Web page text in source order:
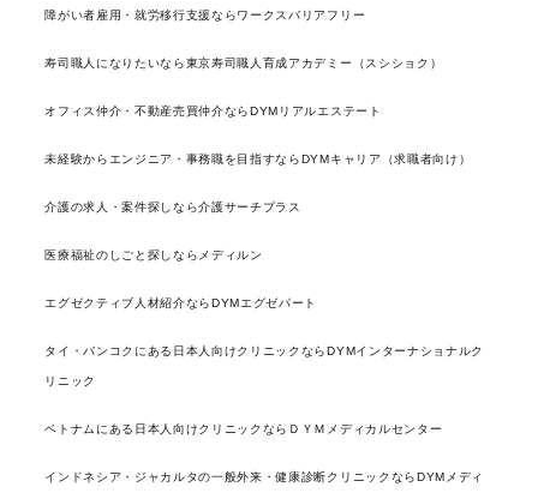
障がい者雇用・就労移行支援ならワークスバリアフリー
寿司職人になりたいなら東京寿司職人育成アカデミー（スシショク）
オフィス仲介・不動産売買仲介ならDYMリアルエステート
未経験からエンジニア・事務職を目指すならDYMキャリア（求職者向け）
介護の求人・案件探しなら介護サーチプラス
医療福祉のしごと探しならメディルン
エグゼクティブ人材紹介ならDYMエグゼパート
タイ・バンコクにある日本人向けクリニックならDYMインターナショナルク
リニック
ベトナムにある日本人向けクリニックならＤＹＭメディカルセンター
インドネシア・ジャカルタの一般外来・健康診断クリニックならDYMメディ